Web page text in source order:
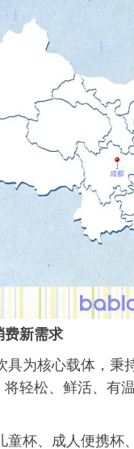
费新需求
为核心载体，
轻松、鲜活、有
杯、成人便携